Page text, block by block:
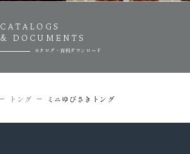
CATALOGS
& DOCUMENTS
カタログ・資料ダウンロード
トング ミニゆびさきトング